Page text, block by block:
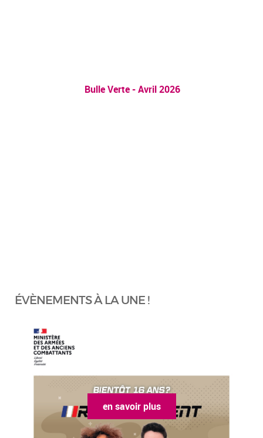
Bulle Verte - Avril 2026
ÉVÈNEMENTS À LA UNE !
en savoir plus